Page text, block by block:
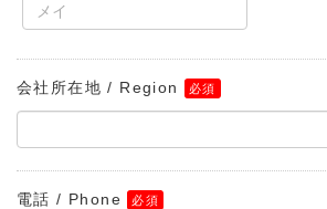
会社所在地 / Region
電話 / Phone